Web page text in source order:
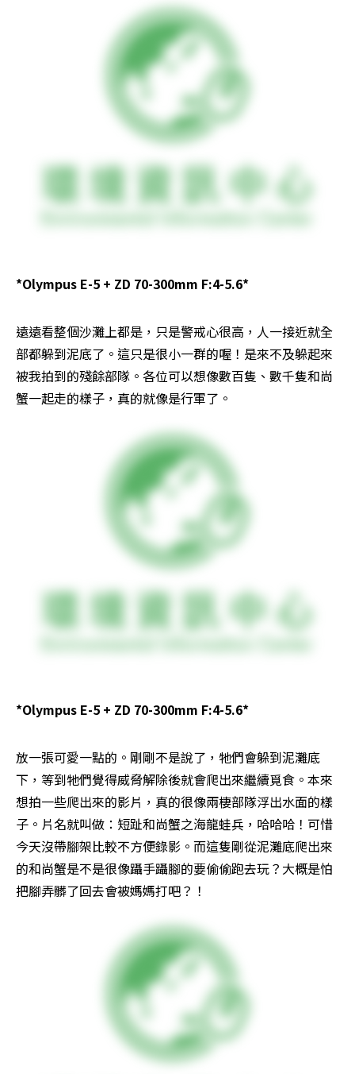
*Olympus E-5 + ZD 70-300mm F:4-5.6*
遠遠看整個沙灘上都是，只是警戒心很高，人一接近就全
部都躲到泥底了。這只是很小一群的喔！是來不及躲起來
被我拍到的殘餘部隊。各位可以想像數百隻、數千隻和尚
蟹一起走的樣子，真的就像是行軍了。
*Olympus E-5 + ZD 70-300mm F:4-5.6*
放一張可愛一點的。剛剛不是說了，牠們會躲到泥灘底
下，等到牠們覺得威脅解除後就會爬出來繼續覓食。本來
想拍一些爬出來的影片，真的很像兩棲部隊浮出水面的樣
子。片名就叫做：短趾和尚蟹之海龍蛙兵，哈哈哈！可惜
今天沒帶腳架比較不方便錄影。而這隻剛從泥灘底爬出來
的和尚蟹是不是很像躡手躡腳的要偷偷跑去玩？大概是怕
把腳弄髒了回去會被媽媽打吧？！